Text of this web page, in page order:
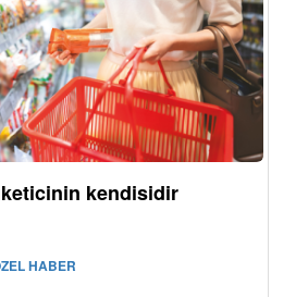
kendisidir
HABER